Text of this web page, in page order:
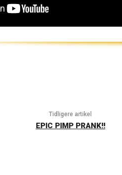
Tidligere artikel
EPIC PIMP PRANK!!